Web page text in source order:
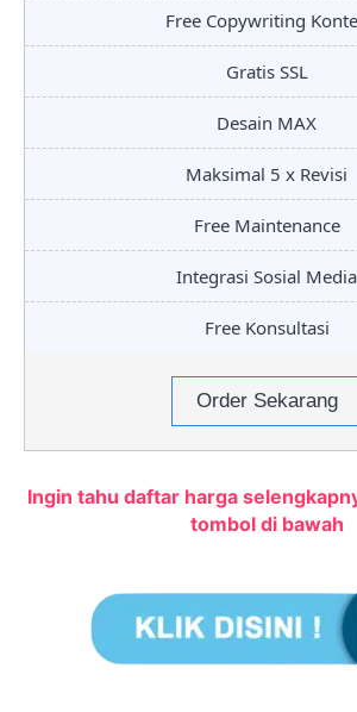
Free Copywriting
Gratis SSL
Desain MAX
Maksimal 5 x Revisi
Free Maintenance
Integrasi Sosial Media
Free Konsultasi
Order Sekarang
Ingin tahu daftar harga
tombol di bawah